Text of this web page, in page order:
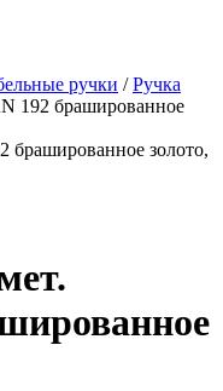
ручки /Ручка
192 брашированное